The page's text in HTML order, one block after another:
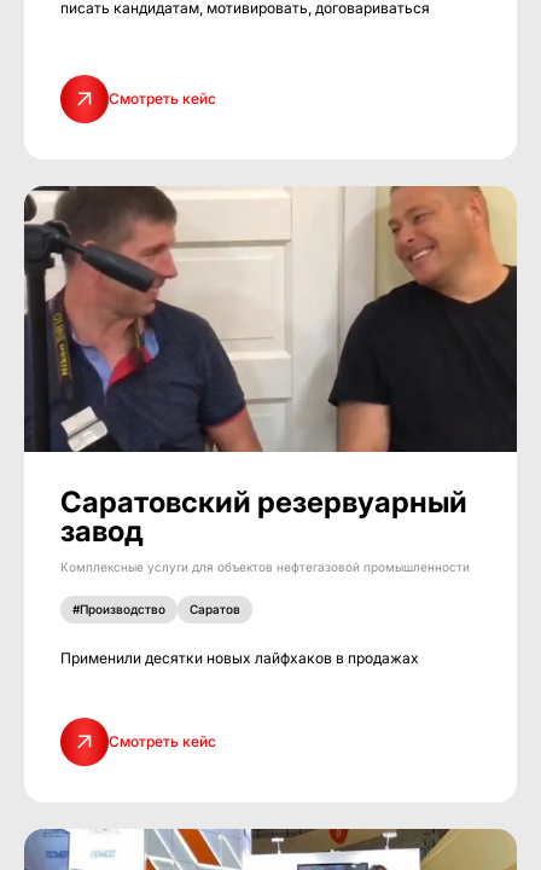
писать кандидатам, мотивировать, договариваться
Смотреть кейс
Саратовский резервуарный
завод
Комплексные услуги для объектов нефтегазовой промышленности
#Производство Саратов
Применили десятки новых лайфхаков в продажах
Смотреть кейс